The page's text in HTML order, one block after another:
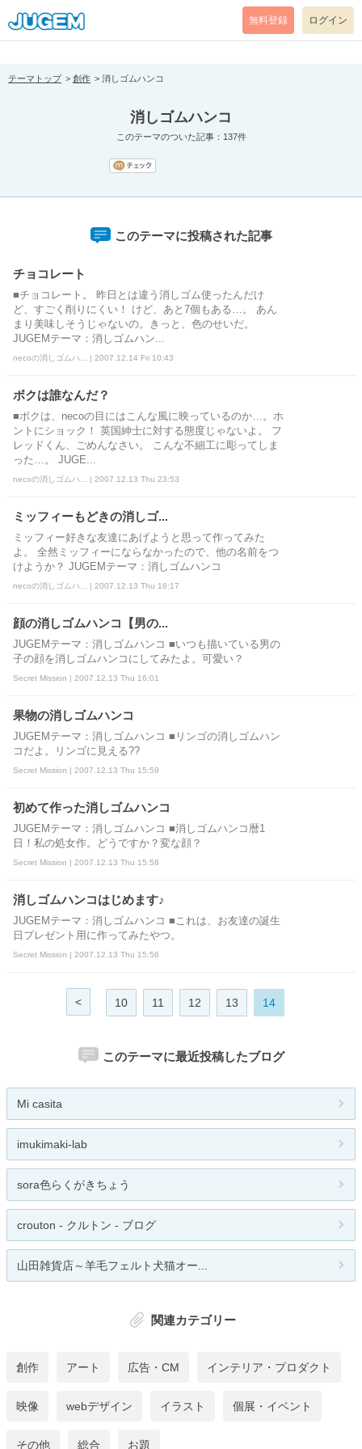
[pear_error: message="Success" code=0 mode=return level=notice
prefix="" info=""]
無料登録 ログイン
テーマトップ 創作 消しゴムハンコ
消しゴムハンコ
このテーマのついた記事：137件
このテーマに投稿された記事
チョコレート
■チョコレート。 昨日とは違う消しゴム使ったんだけ
ど、すごく削りにくい！ けど、あと7個もある…。 あん
まり美味しそうじゃないの。きっと、色のせいだ。
JUGEMテーマ：消しゴムハン...
necoの消しゴムハ... | 2007.12.14 Fri 10:43
ボクは誰なんだ？
■ボクは、necoの目にはこんな風に映っているのか…。ホ
ントにショック！ 英国紳士に対する態度じゃないよ。 フ
レッドくん、ごめんなさい。 こんな不細工に彫ってしま
った…。 JUGE...
necoの消しゴムハ... | 2007.12.13 Thu 23:53
ミッフィーもどきの消しゴ...
ミッフィー好きな友達にあげようと思って作ってみた
よ。 全然ミッフィーにならなかったので、他の名前をつ
けようか？ JUGEMテーマ：消しゴムハンコ
necoの消しゴムハ... | 2007.12.13 Thu 18:17
顔の消しゴムハンコ【男の...
JUGEMテーマ：消しゴムハンコ ■いつも描いている男の
子の顔を消しゴムハンコにしてみたよ。可愛い？
Secret Mission | 2007.12.13 Thu 16:01
果物の消しゴムハンコ
JUGEMテーマ：消しゴムハンコ ■リンゴの消しゴムハン
コだよ。リンゴに見える??
Secret Mission | 2007.12.13 Thu 15:59
初めて作った消しゴムハンコ
JUGEMテーマ：消しゴムハンコ ■消しゴムハンコ暦1
日！私の処女作。どうですか？変な顔？
Secret Mission | 2007.12.13 Thu 15:58
消しゴムハンコはじめます♪
JUGEMテーマ：消しゴムハンコ ■これは、お友達の誕生
日プレゼント用に作ってみたやつ。
Secret Mission | 2007.12.13 Thu 15:56
< 10 11 12 13 14
このテーマに最近投稿したブログ
Mi casita
imukimaki-lab
sora色らくがきちょう
crouton - クルトン - ブログ
山田雑貨店～羊毛フェルト犬猫オー...
関連カテゴリー
創作 アート 広告・CM インテリア・プロダクト
映像 webデザイン イラスト 個展・イベント
その他 総合 お題